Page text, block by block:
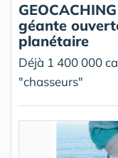
géante
planétaire
Déjà 1 400 000
"chasseurs"